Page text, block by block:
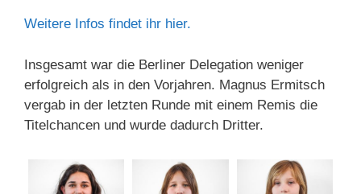
Weitere Infos findet ihr hier.
Insgesamt war die Berliner Delegation weniger
erfolgreich als in den Vorjahren. Magnus Ermitsch
vergab in der letzten Runde mit einem Remis die
Titelchancen und wurde dadurch Dritter.